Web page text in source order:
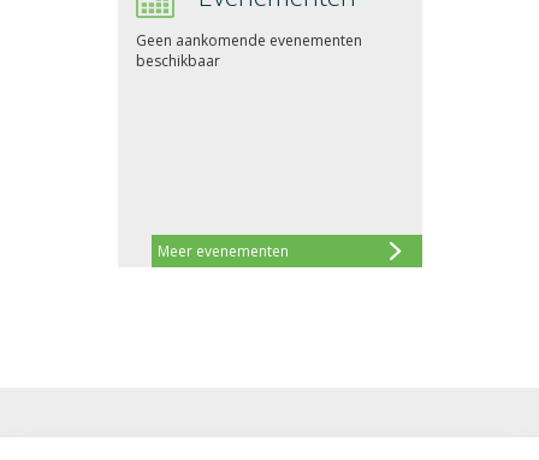
Meer evenementen
Geen aankomende evenementen
beschikbaar